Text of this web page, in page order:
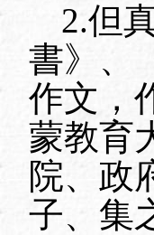
2.但
書》、
作文，
蒙教育
院、政
子、集